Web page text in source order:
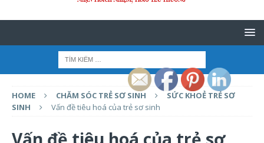
HOME CHĂM SÓC TRẺ SƠ SINH
SỨC KHOẺ TRẺ SƠ
SINH
Vấn đề tiêu hoá của trẻ sơ sinh